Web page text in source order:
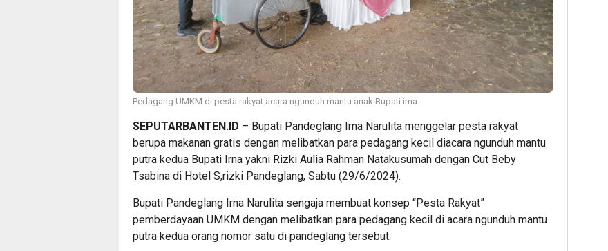
Pedagang UMKM di pesta rakyat acara ngunduh mantu anak Bupati irna.
SEPUTARBANTEN.ID – Bupati Pandeglang Irna Narulita menggelar pesta rakyat
berupa makanan gratis dengan melibatkan para pedagang kecil diacara ngunduh mantu
putra kedua Bupati Irna yakni Rizki Aulia Rahman Natakusumah dengan Cut Beby
Tsabina di Hotel S,rizki Pandeglang, Sabtu (29/6/2024).
Bupati Pandeglang Irna Narulita sengaja membuat konsep “Pesta Rakyat”
pemberdayaan UMKM dengan melibatkan para pedagang kecil di acara ngunduh mantu
putra kedua orang nomor satu di pandeglang tersebut.